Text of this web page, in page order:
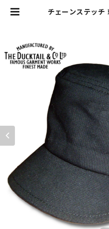
チェーンステッチ
HITE ダックテイ
クテール | THE
HING CO.